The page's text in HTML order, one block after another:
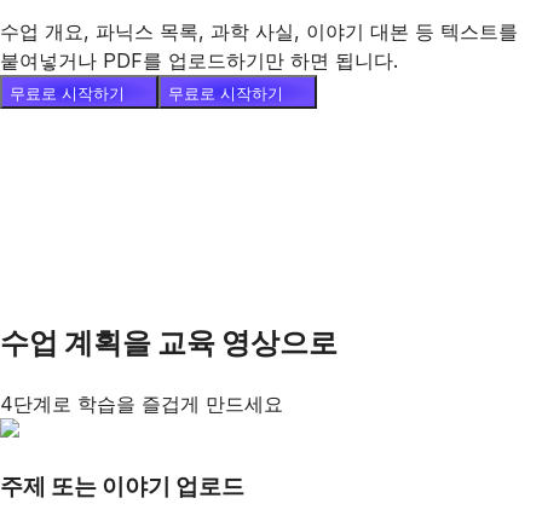
수업 개요, 파닉스 목록, 과학 사실, 이야기 대본 등 텍스트를
붙여넣거나 PDF를 업로드하기만 하면 됩니다.
무료로 시작하기 무료로 시작하기
수업 계획을 교육 영상으로
4단계로 학습을 즐겁게 만드세요
주제 또는 이야기 업로드